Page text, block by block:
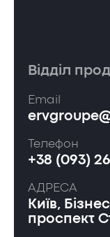
Відділ
Email
Телефон
+38 (093)
АДРЕСА
Київ,
проспект